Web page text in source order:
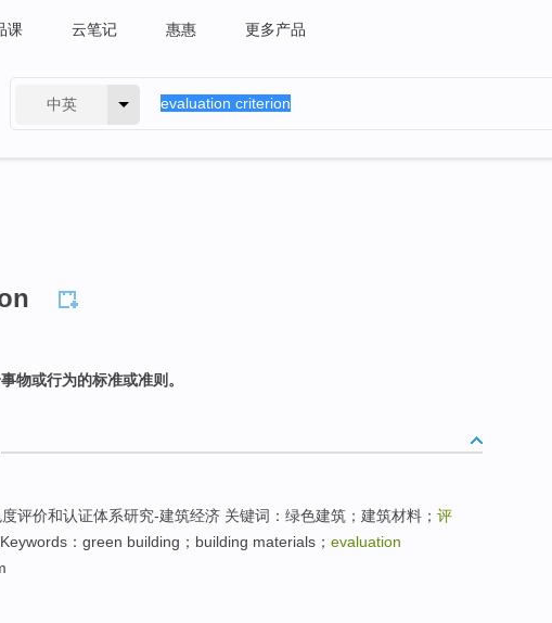
课 云笔记 惠惠 更多产品
中英
物或行为的标准或准则。
评价和认证体系研究-建筑经济 关键词：绿色建筑；建筑材料； 评
：green building；building materials； evaluation